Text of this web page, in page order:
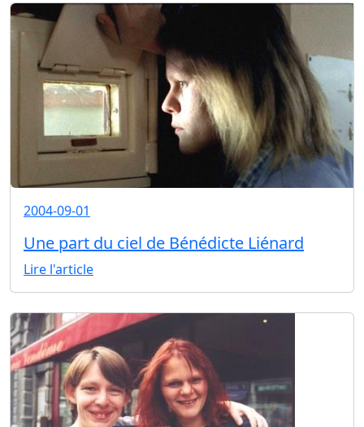
2004-09-01
Une part du ciel de Bénédicte Liénard
Lire l'article